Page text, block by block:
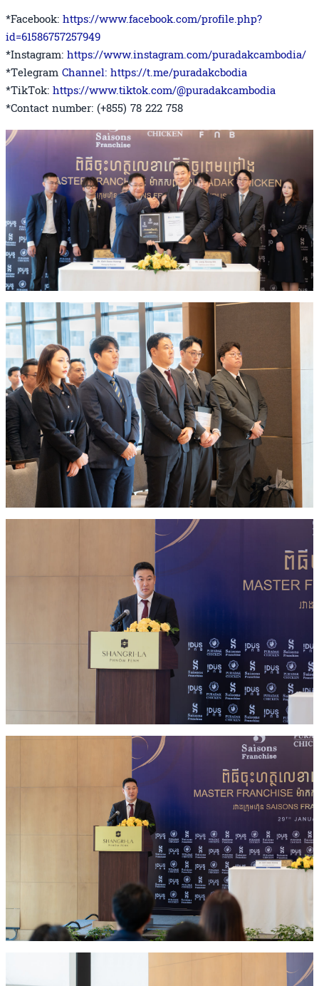
*Facebook: https://www.facebook.com/profile.php?
id=61586757257949
*Instagram: https://www.instagram.com/puradakcambodia/
*Telegram Channel: https://t.me/puradakcbodia
*TikTok: https://www.tiktok.com/@puradakcambodia
*Contact number: (+855) 78 222 758